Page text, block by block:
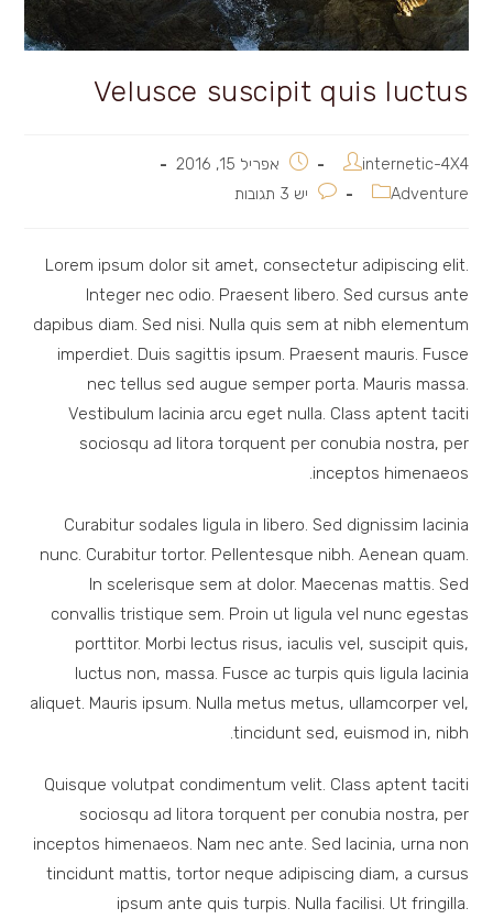
Velusce suscipit quis luctus
מחבר:
internetic-4X4 פורסם:אפריל 15, 2016
קטגוריה:
Adventure תגובות:
יש 3 תגובות
Lorem ipsum dolor sit amet, consectetur adipiscing elit.
Integer nec odio. Praesent libero. Sed cursus ante
dapibus diam. Sed nisi. Nulla quis sem at nibh elementum
imperdiet. Duis sagittis ipsum. Praesent mauris. Fusce
nec tellus sed augue semper porta. Mauris massa.
Vestibulum lacinia arcu eget nulla. Class aptent taciti
sociosqu ad litora torquent per conubia nostra, per
inceptos himenaeos.
Curabitur sodales ligula in libero. Sed dignissim lacinia
nunc. Curabitur tortor. Pellentesque nibh. Aenean quam.
In scelerisque sem at dolor. Maecenas mattis. Sed
convallis tristique sem. Proin ut ligula vel nunc egestas
porttitor. Morbi lectus risus, iaculis vel, suscipit quis,
luctus non, massa. Fusce ac turpis quis ligula lacinia
aliquet. Mauris ipsum. Nulla metus metus, ullamcorper vel,
tincidunt sed, euismod in, nibh.
Quisque volutpat condimentum velit. Class aptent taciti
sociosqu ad litora torquent per conubia nostra, per
inceptos himenaeos. Nam nec ante. Sed lacinia, urna non
tincidunt mattis, tortor neque adipiscing diam, a cursus
ipsum ante quis turpis. Nulla facilisi. Ut fringilla.